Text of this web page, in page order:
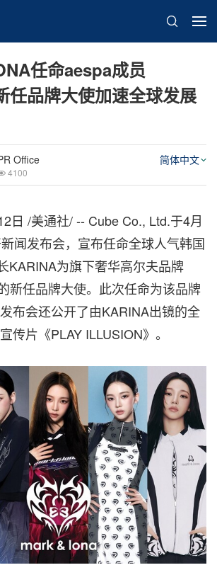
任命aespa成员
任品牌大使加速全球发展
Office
4100
简体中文
日 /美通社/ -- Cube Co., Ltd.于4月
闻发布会，宣布任命全球人气韩国
KARINA为旗下奢华高尔夫品牌
新任品牌大使。此次任命为该品牌
布会还公开了由KARINA出镜的全
传片《PLAY ILLUSION》。